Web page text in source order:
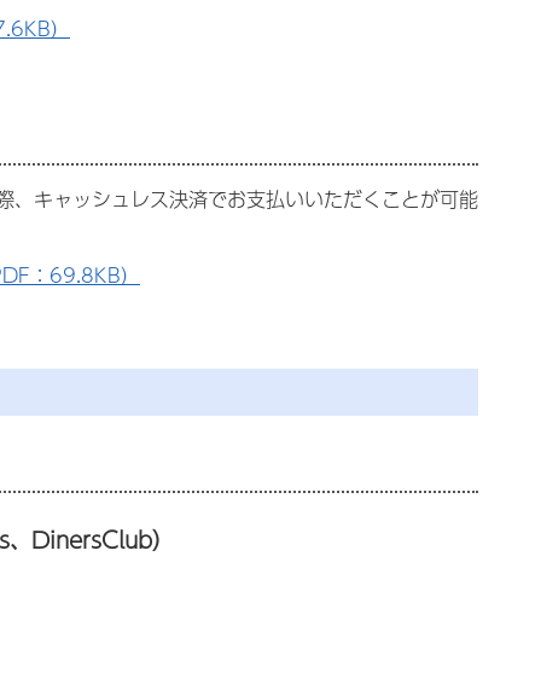
）
キャッシュレス決済でお支払いいただくことが可能
：69.8KB）
DinersClub）